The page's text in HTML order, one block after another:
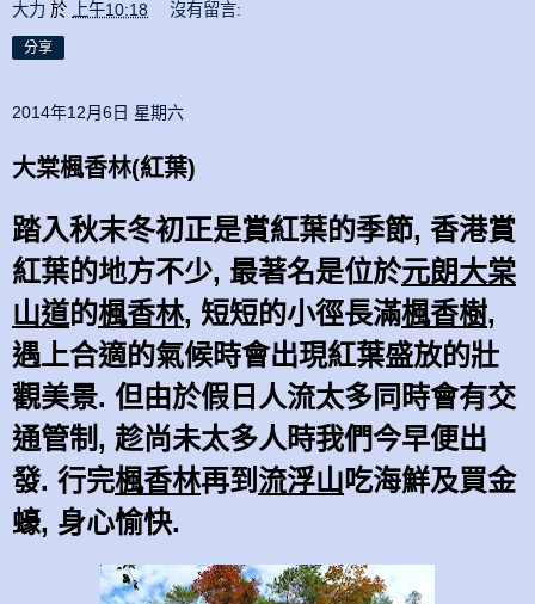
大力 於 上午10:18 沒有留言:
分享
2014年12月6日 星期六
大棠楓香林(紅葉)
踏入秋末冬初正是賞紅葉的季節, 香港賞
紅葉的地方不少, 最著名是位於元朗大棠
山道的楓香林, 短短的小徑長滿楓香樹,
遇上合適的氣候時會出現紅葉盛放的壯
觀美景. 但由於假日人流太多同時會有交
通管制, 趁尚未太多人時我們今早便出
發. 行完楓香林再到 流浮山吃海鮮及買金
蠔, 身心愉快.